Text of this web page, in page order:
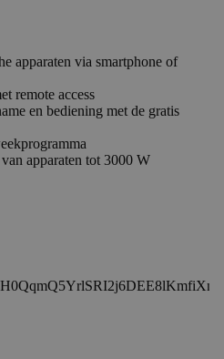
apparaten via smartphone of
remote access
en bediening met de gratis
apparaten tot 3000 W